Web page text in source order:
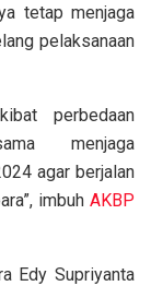
tetap menjaga
pelaksanaan
perbedaan
menjaga
agar berjalan
imbuh AKBP
Edy Supriyanta